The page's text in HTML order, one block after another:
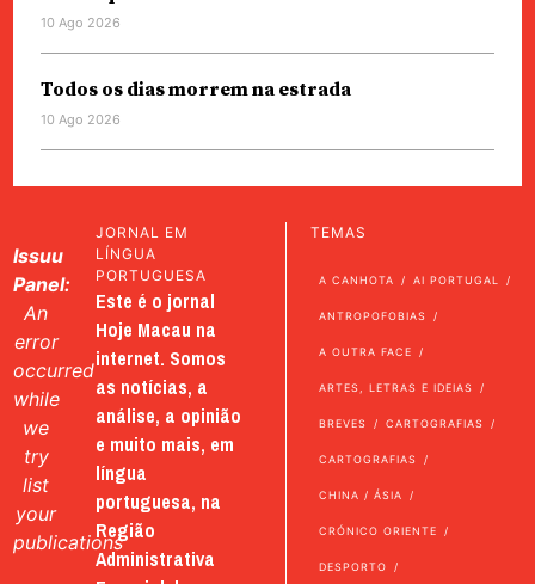
10 Ago 2026
Todos os dias morrem na estrada
10 Ago 2026
Issuu
Panel:
An
error
occurred
while
we
try
list
your
publications
JORNAL EM
LÍNGUA
PORTUGUESA
Este é o jornal
Hoje Macau na
internet. Somos
as notícias, a
análise, a opinião
e muito mais, em
língua
portuguesa, na
Região
Administrativa
TEMAS
A CANHOTA AI PORTUGAL
ANTROPOFOBIAS
A OUTRA FACE
ARTES, LETRAS E IDEIAS
BREVES CARTOGRAFIAS
CARTOGRAFIAS
CHINA / ÁSIA
CRÓNICO ORIENTE
DESPORTO